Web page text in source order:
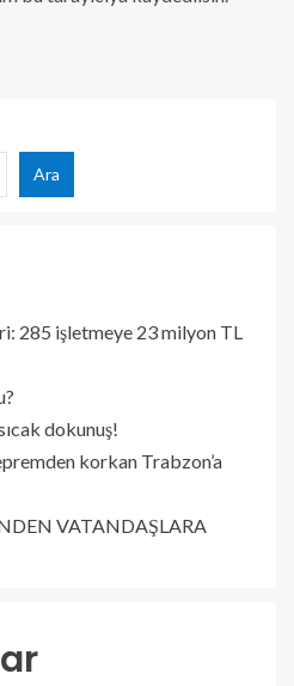
Ara
285 işletmeye 23 milyon TL
dokunuş!
korkan Trabzon’a
VATANDAŞLARA